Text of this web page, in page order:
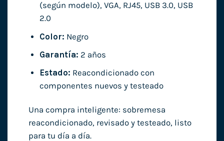
(según modelo), VGA, RJ45, USB 3.0, USB
2.0
Color: Negro
Garantía: 2 años
Estado: Reacondicionado con
componentes nuevos y testeado
Una compra inteligente: sobremesa
reacondicionado, revisado y testeado, listo
para tu día a día.